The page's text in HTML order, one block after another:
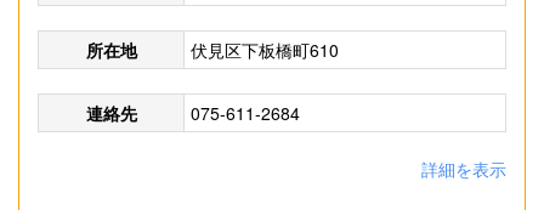
所在地 伏見区下板橋町610
連絡先 075-611-2684
詳細を表示